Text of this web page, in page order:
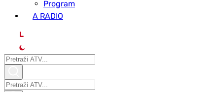
Program
A RADIO
L